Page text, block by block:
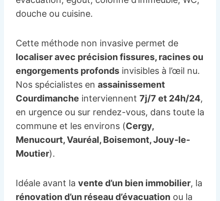
douche ou cuisine.
Cette méthode non invasive permet de
localiser avec précision fissures, racines ou
engorgements profonds invisibles à l’œil nu.
Nos spécialistes en assainissement
Courdimanche interviennent 7j/7 et 24h/24,
en urgence ou sur rendez-vous, dans toute la
commune et les environs (Cergy,
Menucourt, Vauréal, Boisemont, Jouy-le-
Moutier).
Idéale avant la vente d’un bien immobilier, la
rénovation d’un réseau d’évacuation ou la